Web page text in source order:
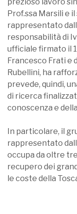
Prof.ssa Marsili e
rappresentato
responsabilità di
ufficiale firmato il
Francesco Frati e
Rubellini, ha
prevede, quindi,
di ricerca
conoscenza e
In particolare, il
rappresentato
occupa da oltre
recupero dei
le coste della